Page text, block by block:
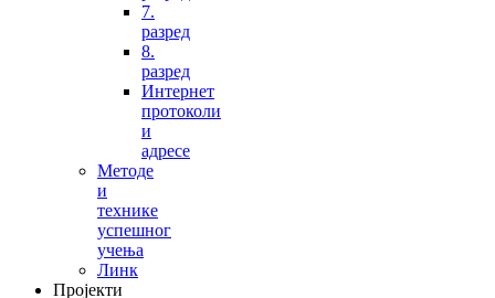
7.
разред
8.
разред
Интернет
протоколи
и
адресе
Методе
и
технике
успешног
учења
Линк
Пројекти